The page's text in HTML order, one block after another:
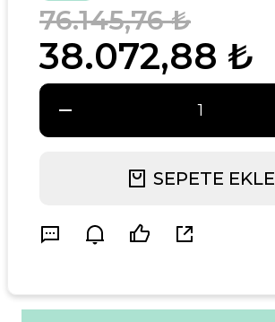
38.072,88 ₺
76.145,76 ₺
SEPETE EKLE